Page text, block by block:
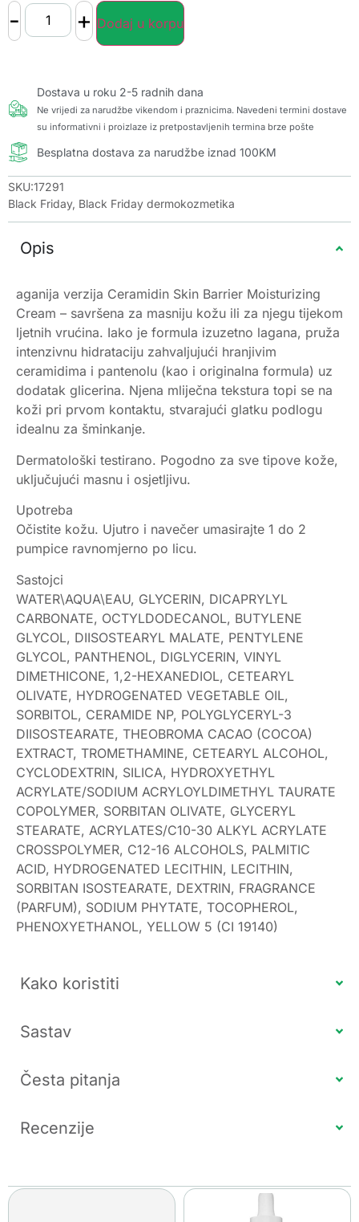
- + Dodaj u korpu
Dostava u roku 2-5 radnih dana
Ne vrijedi za narudžbe vikendom i praznicima. Navedeni termini dostave
su informativni i proizlaze iz pretpostavljenih termina brze pošte
Besplatna dostava za narudžbe iznad 100KM
SKU:17291
Black Friday, Black Friday dermokozmetika
Opis
aganija verzija Ceramidin Skin Barrier Moisturizing
Cream – savršena za masniju kožu ili za njegu tijekom
ljetnih vrućina. Iako je formula izuzetno lagana, pruža
intenzivnu hidrataciju zahvaljujući hranjivim
ceramidima i pantenolu (kao i originalna formula) uz
dodatak glicerina. Njena mliječna tekstura topi se na
koži pri prvom kontaktu, stvarajući glatku podlogu
idealnu za šminkanje.
Dermatološki testirano. Pogodno za sve tipove kože,
uključujući masnu i osjetljivu.
Upotreba
Očistite kožu. Ujutro i navečer umasirajte 1 do 2
pumpice ravnomjerno po licu.
Sastojci
WATER\AQUA\EAU, GLYCERIN, DICAPRYLYL
CARBONATE, OCTYLDODECANOL, BUTYLENE
GLYCOL, DIISOSTEARYL MALATE, PENTYLENE
GLYCOL, PANTHENOL, DIGLYCERIN, VINYL
DIMETHICONE, 1,2-HEXANEDIOL, CETEARYL
OLIVATE, HYDROGENATED VEGETABLE OIL,
SORBITOL, CERAMIDE NP, POLYGLYCERYL-3
DIISOSTEARATE, THEOBROMA CACAO (COCOA)
EXTRACT, TROMETHAMINE, CETEARYL ALCOHOL,
CYCLODEXTRIN, SILICA, HYDROXYETHYL
ACRYLATE/SODIUM ACRYLOYLDIMETHYL TAURATE
COPOLYMER, SORBITAN OLIVATE, GLYCERYL
STEARATE, ACRYLATES/C10-30 ALKYL ACRYLATE
CROSSPOLYMER, C12-16 ALCOHOLS, PALMITIC
ACID, HYDROGENATED LECITHIN, LECITHIN,
SORBITAN ISOSTEARATE, DEXTRIN, FRAGRANCE
(PARFUM), SODIUM PHYTATE, TOCOPHEROL,
PHENOXYETHANOL, YELLOW 5 (CI 19140)
Kako koristiti
Sastav
Česta pitanja
Recenzije